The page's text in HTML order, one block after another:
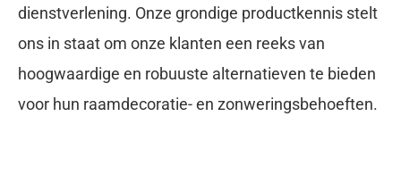
dienstverlening. Onze grondige productkennis stelt
ons in staat om onze klanten een reeks van
hoogwaardige en robuuste alternatieven te bieden
voor hun raamdecoratie- en zonweringsbehoeften.